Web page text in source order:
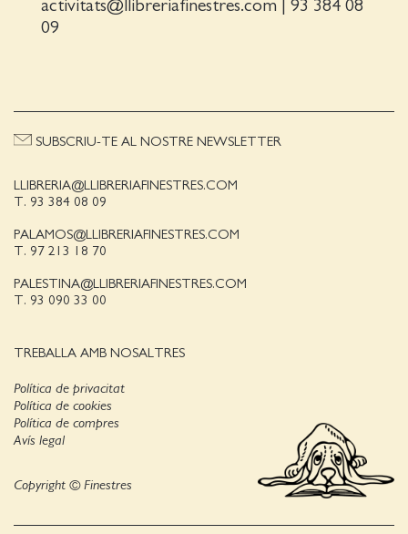
activitats@llibreriafinestres.com | 93 384 08
09
LLIBRERIA@LLIBRERIAFINESTRES.COM
T. 93 384 08 09
PALAMOS@LLIBRERIAFINESTRES.COM
T. 97 213 18 70
PALESTINA@LLIBRERIAFINESTRES.COM
T. 93 090 33 00
TREBALLA AMB NOSALTRES
SUBSCRIU-TE AL NOSTRE NEWSLETTER
Política de privacitat
Política de cookies
Avís legal
Política de compres
Copyright © Finestres